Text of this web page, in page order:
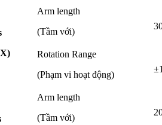
Arm length
(Tầm với)
Rotation Range
(Phạm vi hoạt động)
Arm length
(Tầm với)